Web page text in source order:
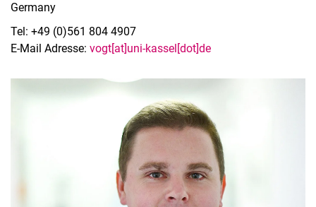
Germany​
Tel: +49 (0)561 804 4907​
E-Mail Adresse: vogt[at]uni-kassel[dot]de